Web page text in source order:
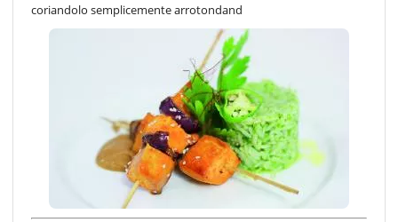
coriandolo semplicemente arrotondand